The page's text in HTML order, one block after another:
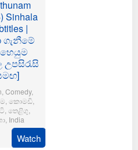
Sinhala
|
ගැනීමේ
උපසිරැසි
Comedy,
කොමඩි,
,තෙළිගු
India
AnilWatch